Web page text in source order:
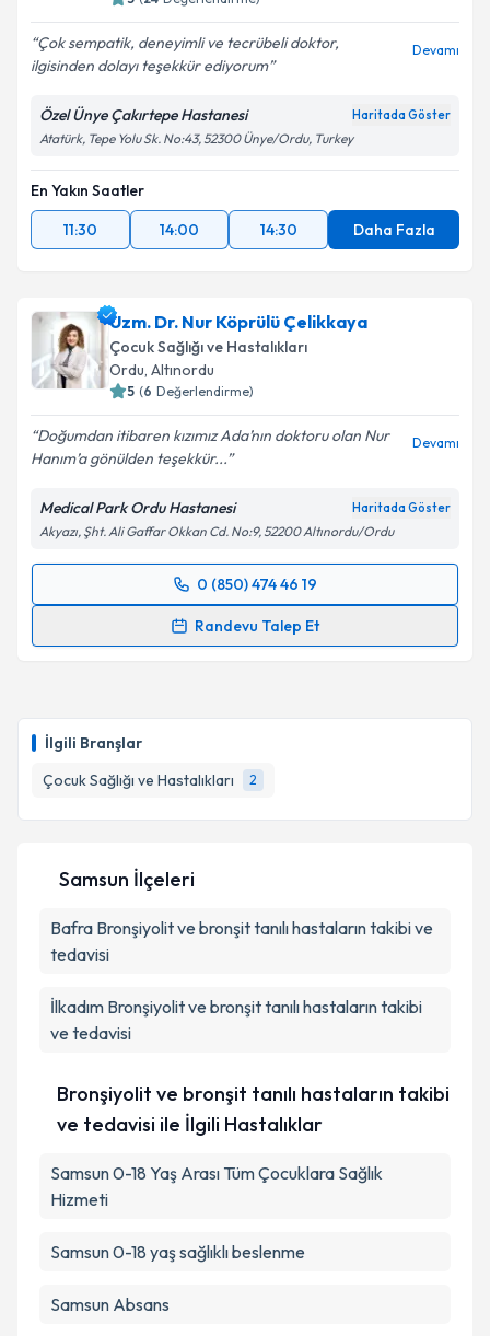
İlgili Branşlar
Çocuk Sağlığı ve Hastalıkları
2
Kişisel verilerimin işlenmesine ilişkin
kapsamda işlenmesini kabul ediyorum.
Takvim Talebini Gönder
Çok sempatik, deneyimli ve tecrübeli doktor,
ilgisinden dolayı teşekkür ediyorum
Devamı
Özel Ünye Çakırtepe Hastanesi Haritada Göster
Atatürk, Tepe Yolu Sk. No:43, 52300 Ünye/Ordu, Turkey
En Yakın Saatler
11:30
14:00 14:30 Daha Fazla
Uzm. Dr. Nur Köprülü Çelikkaya
Çocuk Sağlığı ve Hastalıkları
Ordu, Altınordu
5 (6 Değerlendirme)
Doğumdan itibaren kızımız Ada’nın doktoru olan Nur
Hanım’a gönülden teşekkür...
Devamı
Medical Park Ordu Hastanesi Haritada Göster
Akyazı, Şht. Ali Gaffar Okkan Cd. No:9, 52200 Altınordu/Ordu
0 (850) 474 46 19
Randevu Talep Et
Randevu Takvimi Talebi
bilgilendireceğiz.
E-posta Adresiniz
Kişisel verilerimin işlenmesine ilişkin
kapsamda işlenmesini kabul ediyorum.
Takvim Talebini Gönder
Samsun İlçeleri
Bafra Bronşiyolit ve bronşit tanılı hastaların takibi ve
tedavisi
İlkadım Bronşiyolit ve bronşit tanılı hastaların takibi
ve tedavisi
Bronşiyolit ve bronşit tanılı hastaların takibi
ve tedavisi ile İlgili Hastalıklar
Samsun 0-18 Yaş Arası Tüm Çocuklara Sağlık
Hizmeti
Samsun 0-18 yaş sağlıklı beslenme
Samsun Absans